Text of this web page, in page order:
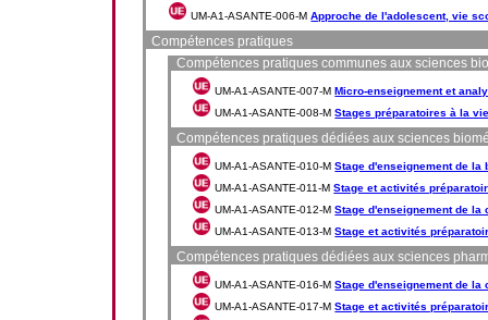
UM-A1-ASANTE-006-MApproche de l'adolescent, vie
Compétences pratiques
Compétences pratiques communes aux sciences
UM-A1-ASANTE-007-MMicro-enseignement et
UM-A1-ASANTE-008-MStages préparatoires à la
Compétences pratiques dédiées aux sciences
UM-A1-ASANTE-010-MStage d'enseignement de la
UM-A1-ASANTE-011-MStage et activités
UM-A1-ASANTE-012-MStage d'enseignement de la
UM-A1-ASANTE-013-MStage et activités
Compétences pratiques dédiées aux sciences
UM-A1-ASANTE-016-MStage d'enseignement de la
UM-A1-ASANTE-017-MStage et activités